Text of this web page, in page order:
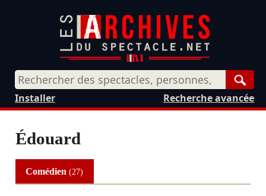
Recherche avancée
Installer
Édouard
Comédien(27)